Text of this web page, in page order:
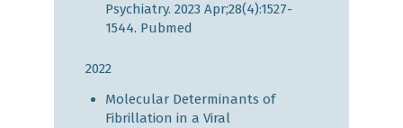
Psychiatry. 2023 Apr;28(4):1527-
1544. Pubmed
2022
Molecular Determinants of
Fibrillation in a Viral